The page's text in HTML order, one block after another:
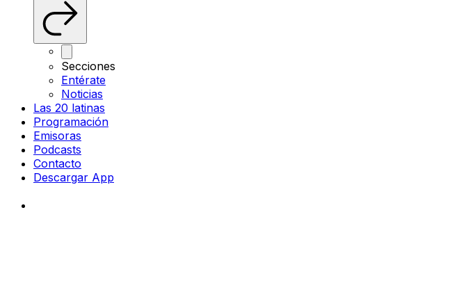
Secciones
Entérate
Noticias
Las 20 latinas
Programación
Emisoras
Podcasts
Contacto
Descargar App